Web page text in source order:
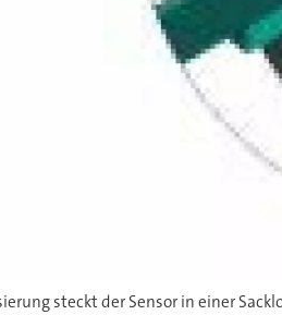
steckt der Sensor in einer